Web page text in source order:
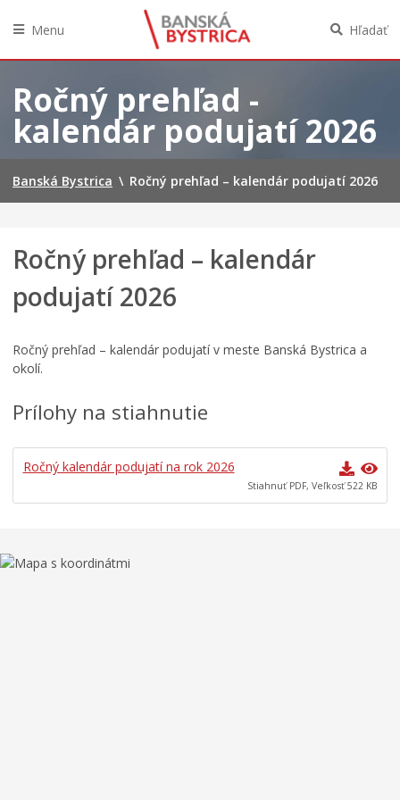
obsah
Menu Hľadať
Ročný prehľad -
kalendár podujatí 2026
Banská Bystrica \ Ročný prehľad – kalendár podujatí 2026
Ročný prehľad – kalendár
podujatí 2026
Ročný prehľad – kalendár podujatí v meste Banská Bystrica a
okolí.
Prílohy na stiahnutie
Ročný kalendár podujatí na rok 2026
Stiahnuť PDF, Veľkosť 522 KB